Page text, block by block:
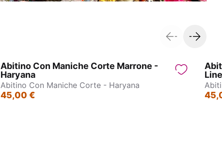
Abitino Con Maniche Corte Marrone -
Haryana
Abitino Con Maniche Corte - Haryana
45,00 €